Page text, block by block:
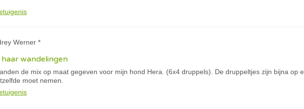
Werner *
wandelingen
de mix op maat gegeven voor mijn hond Hera. (6x4 druppels). De druppeltjes zijn bijna op
moet nemen.